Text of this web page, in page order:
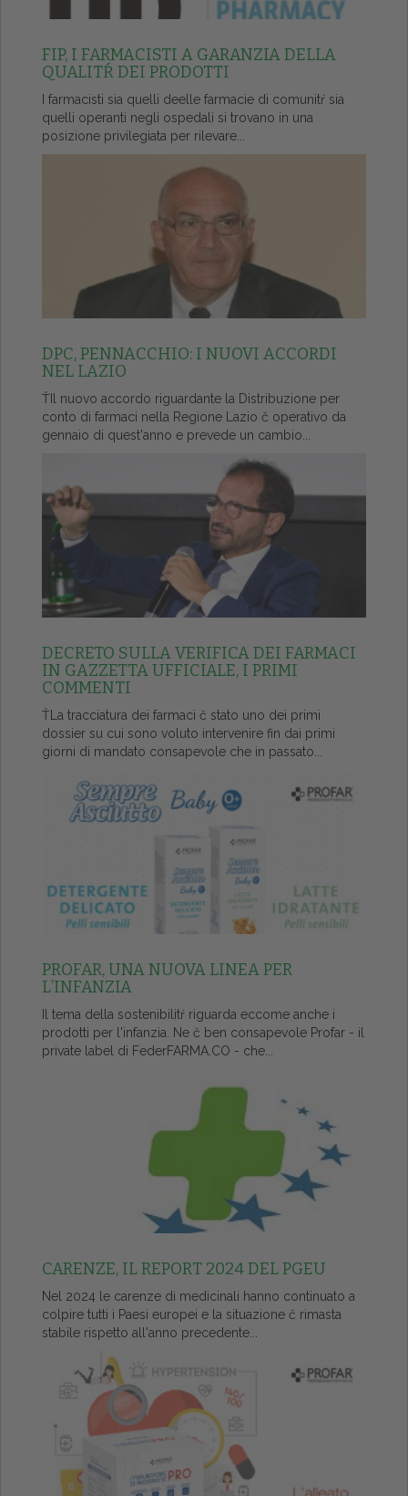
FIP, I FARMACISTI A GARANZIA DELLA
QUALITŔ DEI PRODOTTI
I farmacisti sia quelli deelle farmacie di comunitŕ sia
quelli operanti negli ospedali si trovano in una
posizione privilegiata per rilevare...
DPC, PENNACCHIO: I NUOVI ACCORDI
NEL LAZIO
ŤIl nuovo accordo riguardante la Distribuzione per
conto di farmaci nella Regione Lazio č operativo da
gennaio di quest'anno e prevede un cambio...
DECRETO SULLA VERIFICA DEI FARMACI
IN GAZZETTA UFFICIALE, I PRIMI
COMMENTI
ŤLa tracciatura dei farmaci č stato uno dei primi
dossier su cui sono voluto intervenire fin dai primi
giorni di mandato consapevole che in passato...
PROFAR, UNA NUOVA LINEA PER
L’INFANZIA
Il tema della sostenibilitŕ riguarda eccome anche i
prodotti per l'infanzia. Ne č ben consapevole Profar - il
private label di FederFARMA.CO - che...
CARENZE, IL REPORT 2024 DEL PGEU
Nel 2024 le carenze di medicinali hanno continuato a
colpire tutti i Paesi europei e la situazione č rimasta
stabile rispetto all'anno precedente...